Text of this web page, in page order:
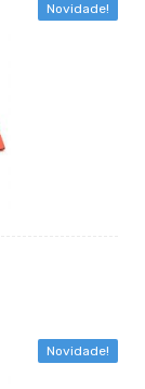
Novidade!
Novidade!